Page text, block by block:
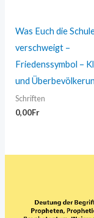
Was Euch die
verschweigt –
Friedenssymbol –
und
Schriften
0,00Fr